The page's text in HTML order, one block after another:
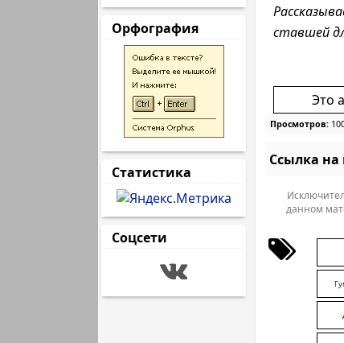
Орфография
Статистика
Соцсети
ставшей
Это
Просмотров:
Ссылка на
данном